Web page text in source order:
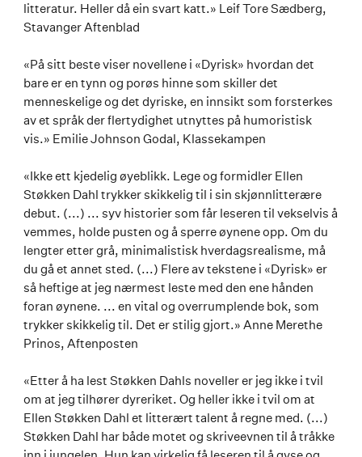
litteratur. Heller då ein svart katt.» Leif Tore Sædberg,
Stavanger Aftenblad
«På sitt beste viser novellene i «Dyrisk» hvordan det
bare er en tynn og porøs hinne som skiller det
menneskelige og det dyriske, en innsikt som forsterkes
av et språk der flertydighet utnyttes på humoristisk
vis.» Emilie Johnson Godal, Klassekampen
«Ikke ett kjedelig øyeblikk. Lege og formidler Ellen
Støkken Dahl trykker skikkelig til i sin skjønnlitterære
debut. (...) ... syv historier som får leseren til vekselvis å
vemmes, holde pusten og å sperre øynene opp. Om du
lengter etter grå, minimalistisk hverdagsrealisme, må
du gå et annet sted. (...) Flere av tekstene i «Dyrisk» er
så heftige at jeg nærmest leste med den ene hånden
foran øynene. ... en vital og overrumplende bok, som
trykker skikkelig til. Det er stilig gjort.» Anne Merethe
Prinos, Aftenposten
«Etter å ha lest Støkken Dahls noveller er jeg ikke i tvil
om at jeg tilhører dyreriket. Og heller ikke i tvil om at
Ellen Støkken Dahl et litterært talent å regne med. (...)
Støkken Dahl har både motet og skriveevnen til å tråkke